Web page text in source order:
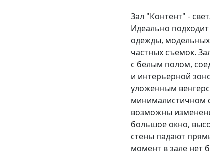
Зал "Контент" -
Идеально
одежды, модельных
частных съемок.
с белым полом,
и интерьерной
уложенным
минималистичном
возможны
большое окно,
стены падают
момент в зале нет